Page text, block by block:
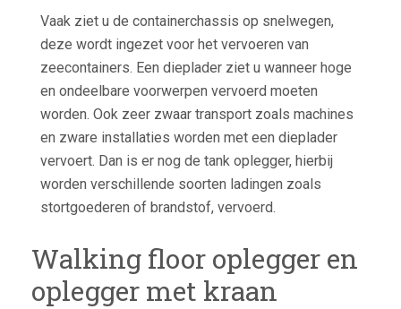
Vaak ziet u de containerchassis op snelwegen,
deze wordt ingezet voor het vervoeren van
zeecontainers. Een dieplader ziet u wanneer hoge
en ondeelbare voorwerpen vervoerd moeten
worden. Ook zeer zwaar transport zoals machines
en zware installaties worden met een dieplader
vervoert. Dan is er nog de tank oplegger, hierbij
worden verschillende soorten ladingen zoals
stortgoederen of brandstof, vervoerd.
Walking floor oplegger en
oplegger met kraan